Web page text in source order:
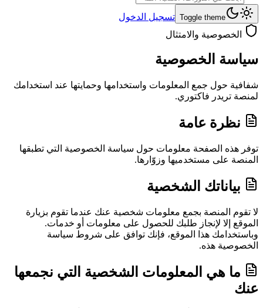
Toggle theme تسجيل الدخول
الخصوصية والامتثال
سياسة الخصوصية
شفافية حول جمع المعلومات واستخدامها وحمايتها عند استخدامك
لمنصة تريدر فاكتوري.
نظرة عامة
توفر هذه الصفحة معلومات حول سياسة الخصوصية التي تطبقها
المنصة على مستخدميها وزوّارها.
بياناتك الشخصية
لا تقوم المنصة بجمع معلومات شخصية عنك عندما تقوم بزيارة
الموقع إلا لإنجاز طلبك للحصول على معلومات أو خدمات.
وباستخدامك هذا الموقع، فإنك توافق على شروط سياسة
الخصوصية هذه.
ما هي المعلومات الشخصية التي نجمعها
عنك